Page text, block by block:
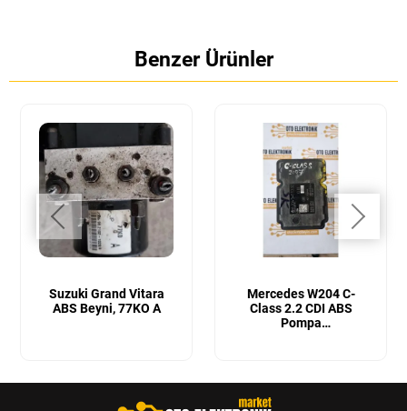
Benzer Ürünler
Suzuki Grand Vitara
ABS Beyni, 77KO A
Mercedes W204 C-
Class 2.2 CDI ABS
Pompa